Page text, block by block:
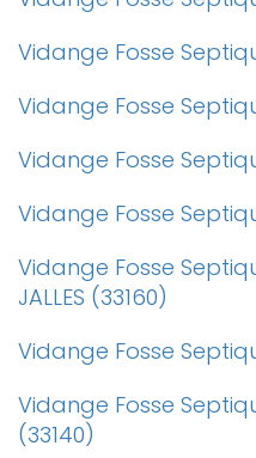
Vidange Fosse
Vidange Fosse
Vidange Fosse
Vidange Fosse
Vidange Fosse
JALLES (33160)
Vidange Fosse
Vidange Fosse
(33140)